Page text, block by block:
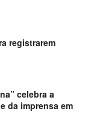
registrarem
celebra a
da imprensa em